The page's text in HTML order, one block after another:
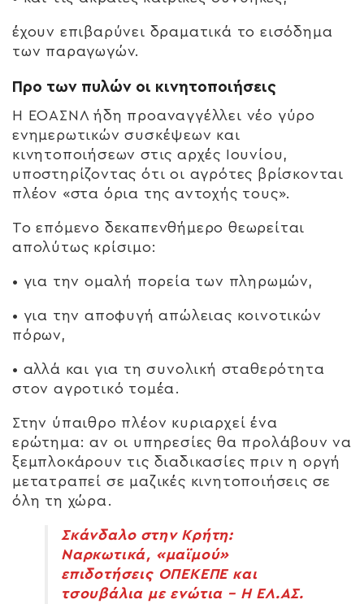
έχουν επιβαρύνει δραματικά το εισόδημα
των παραγωγών.
Προ των πυλών οι κινητοποιήσεις
Η ΕΟΑΣΝΛ ήδη προαναγγέλλει νέο γύρο
ενημερωτικών συσκέψεων και
κινητοποιήσεων στις αρχές Ιουνίου,
υποστηρίζοντας ότι οι αγρότες βρίσκονται
πλέον «στα όρια της αντοχής τους».
Το επόμενο δεκαπενθήμερο θεωρείται
απολύτως κρίσιμο:
• για την ομαλή πορεία των πληρωμών,
• για την αποφυγή απώλειας κοινοτικών
πόρων,
• αλλά και για τη συνολική σταθερότητα
στον αγροτικό τομέα.
Στην ύπαιθρο πλέον κυριαρχεί ένα
ερώτημα: αν οι υπηρεσίες θα προλάβουν να
ξεμπλοκάρουν τις διαδικασίες πριν η οργή
μετατραπεί σε μαζικές κινητοποιήσεις σε
όλη τη χώρα.
Σκάνδαλο στην Κρήτη:
Ναρκωτικά, «μαϊμού»
επιδοτήσεις ΟΠΕΚΕΠΕ και
τσουβάλια με ενώτια – Η ΕΛ.ΑΣ.